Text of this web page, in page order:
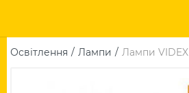
Освітлення Лампи Лампи VIDEX